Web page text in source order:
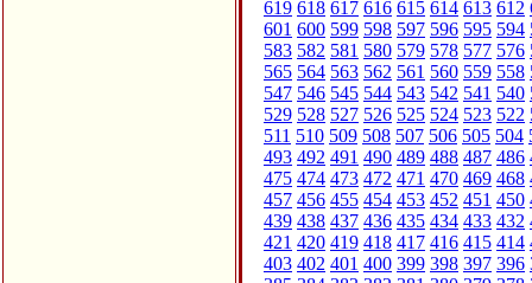
619 618 617 616 615 614 613 612
601 600 599 598 597 596 595 594
583 582 581 580 579 578 577 576
565 564 563 562 561 560 559 558
547 546 545 544 543 542 541 540
529 528 527 526 525 524 523 522
511 510 509 508 507 506 505 504
493 492 491 490 489 488 487 486
475 474 473 472 471 470 469 468
457 456 455 454 453 452 451 450
439 438 437 436 435 434 433 432
421 420 419 418 417 416 415 414
403 402 401 400 399 398 397 396